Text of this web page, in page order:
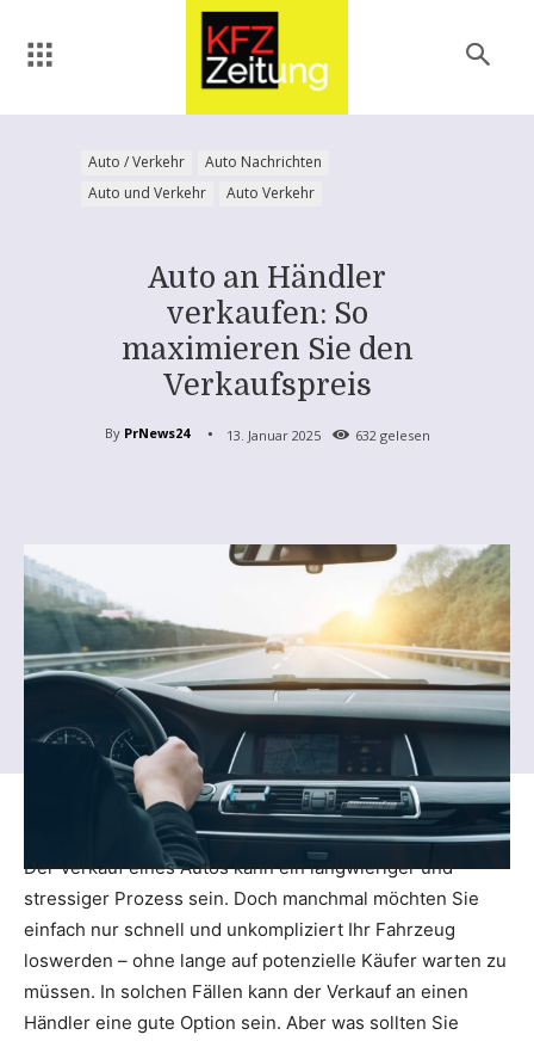
Auto / Verkehr
Auto Nachrichten
Auto und Verkehr
Auto Verkehr
Auto an Händler
verkaufen: So
maximieren Sie den
Verkaufspreis
By PrNews24 13. Januar 2025 632 gelesen
Der Verkauf eines Autos kann ein langwieriger und
stressiger Prozess sein. Doch manchmal möchten Sie
einfach nur schnell und unkompliziert Ihr Fahrzeug
loswerden – ohne lange auf potenzielle Käufer warten zu
müssen. In solchen Fällen kann der Verkauf an einen
Händler eine gute Option sein. Aber was sollten Sie